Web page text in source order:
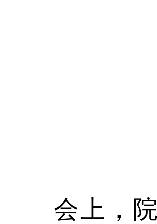
会上，